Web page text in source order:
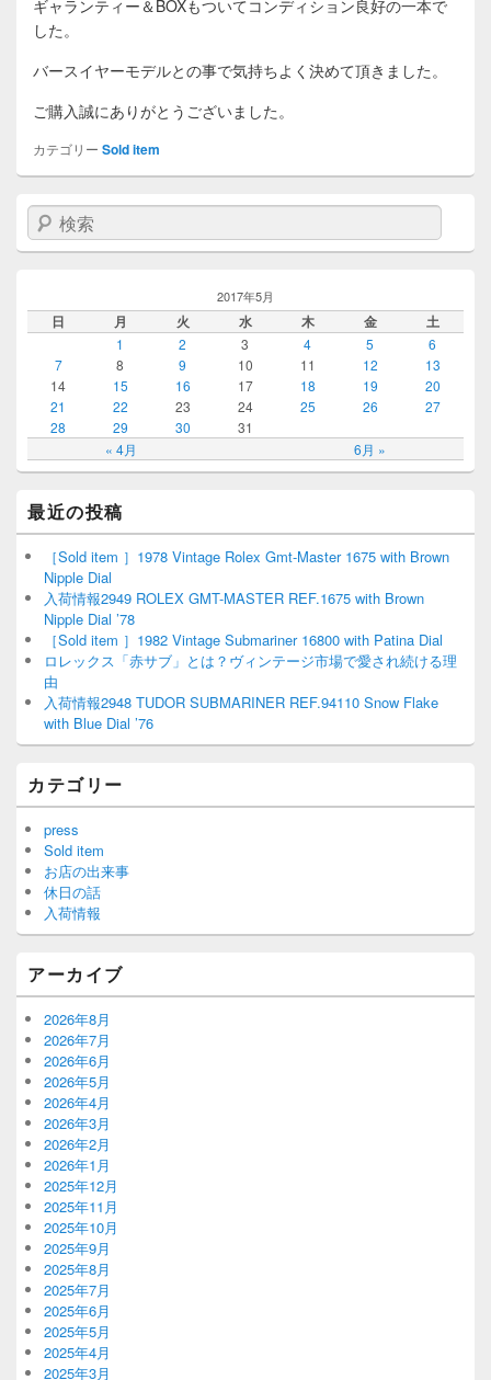
ギャランティー＆BOXもついてコンディション良好の一本で
した。
バースイヤーモデルとの事で気持ちよく決めて頂きました。
ご購入誠にありがとうございました。
カテゴリー Sold item
検索
2017年5月
日 月 火 水 木 金 土
« 4月 6月 »
1 2 3 4 5
6
7
8 9 10 11 12
13
14
15 16 17 18 19
20
21
22 23 24 25 26
27
28
29 30 31
最近の投稿
［Sold item ］1978 Vintage Rolex Gmt-Master 1675 with Brown
Nipple Dial
入荷情報2949 ROLEX GMT-MASTER REF.1675 with Brown
Nipple Dial ’78
［Sold item ］1982 Vintage Submariner 16800 with Patina Dial
ロレックス「赤サブ」とは？ヴィンテージ市場で愛され続ける理
由
入荷情報2948 TUDOR SUBMARINER REF.94110 Snow Flake
with Blue Dial ’76
カテゴリー
press
Sold item
お店の出来事
休日の話
入荷情報
アーカイブ
2026年8月
2026年7月
2026年6月
2026年5月
2026年4月
2026年3月
2026年2月
2026年1月
2025年12月
2025年11月
2025年10月
2025年9月
2025年8月
2025年7月
2025年6月
2025年5月
2025年4月
2025年3月